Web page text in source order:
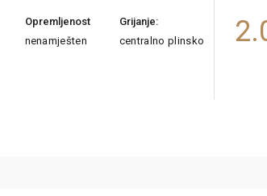
Opremljenost
nenamješten
Grijanje:
centralno plinsko